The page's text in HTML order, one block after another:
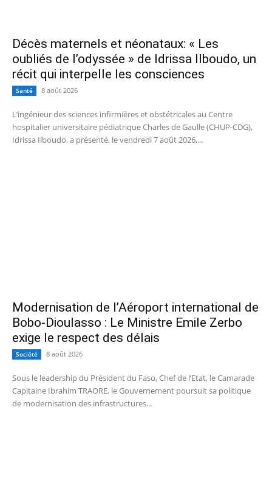
Décès maternels et néonataux: « Les
oubliés de l’odyssée » de Idrissa Ilboudo, un
récit qui interpelle les consciences
Santé 8 août 2026
L’ingénieur des sciences infirmières et obstétricales au Centre
hospitalier universitaire pédiatrique Charles de Gaulle (CHUP-CDG),
Idrissa Ilboudo, a présenté, le vendredi 7 août 2026,...
Modernisation de l’Aéroport international de
Bobo-Dioulasso : Le Ministre Emile Zerbo
exige le respect des délais
Société 8 août 2026
Sous le leadership du Président du Faso, Chef de l’Etat, le Camarade
Capitaine Ibrahim TRAORE, le Gouvernement poursuit sa politique
de modernisation des infrastructures...